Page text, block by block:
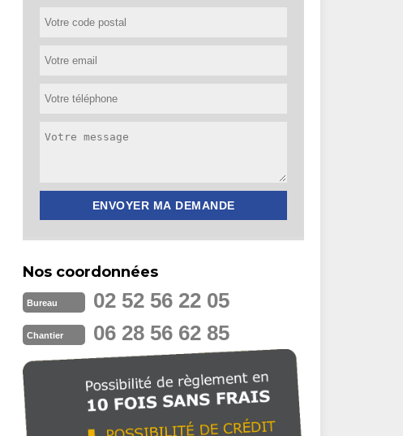
Nos coordonnées
Bureau 02 52 56 22 05
Chantier 06 28 56 62 85